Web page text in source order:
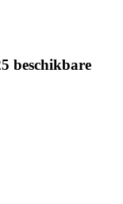
beschikbare